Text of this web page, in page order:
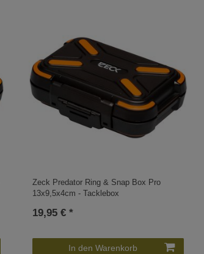
Zeck Predator Ring & Snap Box Pro
13x9,5x4cm - Tacklebox
19,95 € *
In den Warenkorb